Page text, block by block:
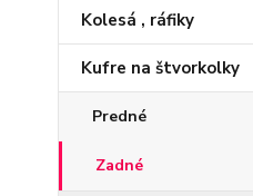
Kolesá , ráfiky
Kufre na štvorkolky
Predné
Zadné